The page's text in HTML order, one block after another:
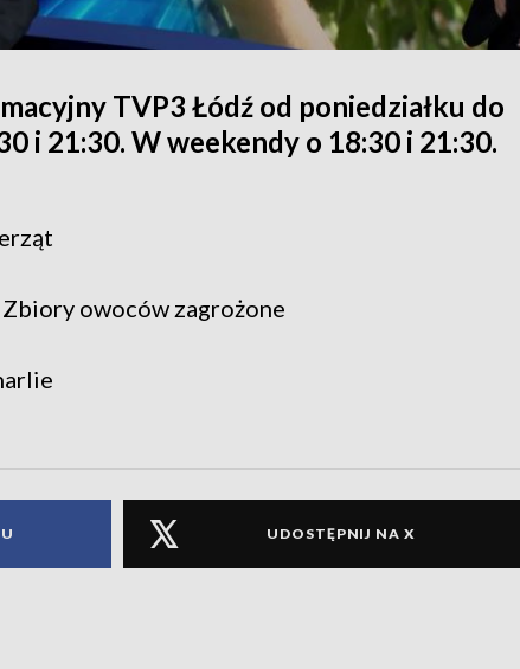
TVP3 Łódź od poniedziałku do
i 21:30. W weekendy o 18:30 i 21:30.
owoców zagrożone
UDOSTĘPNIJ NA X